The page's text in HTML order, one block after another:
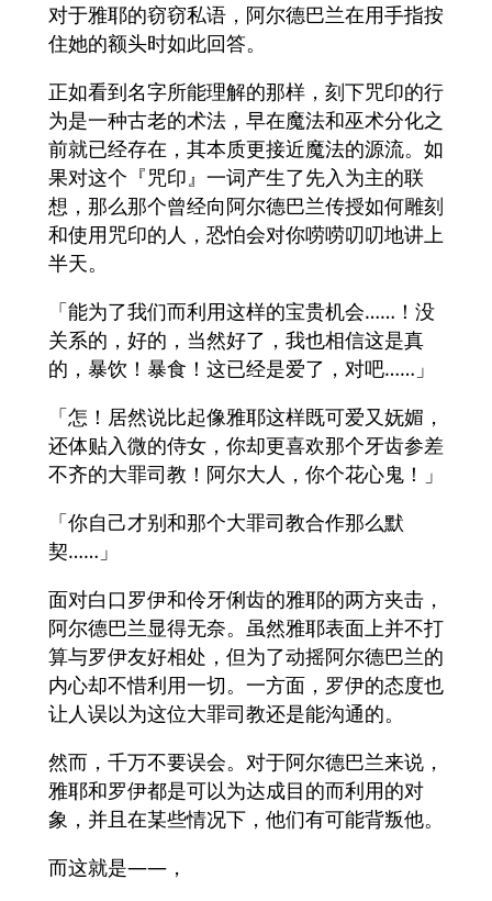
对于雅耶的窃窃私语，阿尔德巴兰在用手指按
住她的额头时如此回答。
正如看到名字所能理解的那样，刻下咒印的行
为是一种古老的术法，早在魔法和巫术分化之
前就已经存在，其本质更接近魔法的源流。如
果对这个『咒印』一词产生了先入为主的联
想，那么那个曾经向阿尔德巴兰传授如何雕刻
和使用咒印的人，恐怕会对你唠唠叨叨地讲上
半天。
「能为了我们而利用这样的宝贵机会……！没
关系的，好的，当然好了，我也相信这是真
的，暴饮！暴食！这已经是爱了，对吧……」
「怎！居然说比起像雅耶这样既可爱又妩媚，
还体贴入微的侍女，你却更喜欢那个牙齿参差
不齐的大罪司教！阿尔大人，你个花心鬼！」
「你自己才别和那个大罪司教合作那么默
契……」
面对白口罗伊和伶牙俐齿的雅耶的两方夹击，
阿尔德巴兰显得无奈。虽然雅耶表面上并不打
算与罗伊友好相处，但为了动摇阿尔德巴兰的
内心却不惜利用一切。一方面，罗伊的态度也
让人误以为这位大罪司教还是能沟通的。
然而，千万不要误会。对于阿尔德巴兰来说，
雅耶和罗伊都是可以为达成目的而利用的对
象，并且在某些情况下，他们有可能背叛他。
而这就是——，